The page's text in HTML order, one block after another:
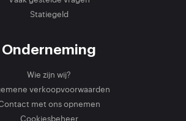
Statiegeld
Onderneming
Wie zijn wij?
verkoopvoorwaarden
met ons opnemen
Cookiesbeheer